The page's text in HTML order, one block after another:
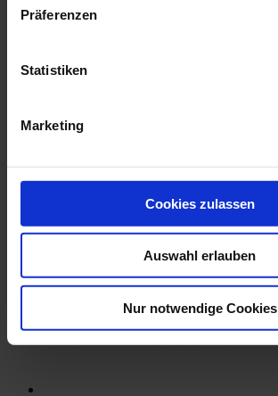
Präferenzen
Statistiken
Marketing
Cookies zulassen
Auswahl erlauben
Nur notwendige Cookies
€59.00